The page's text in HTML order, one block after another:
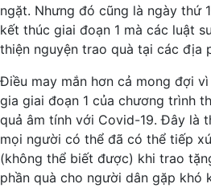
ngặt. Nhưng đó cũng là ngày thứ
kết thúc giai đoạn 1 mà các luật
thiện nguyện trao quà tại các địa
Điều may mắn hơn cả mong đợi
gia giai đoạn 1 của chương trình
quả âm tính với Covid-19. Đây là
mọi người có thể đã có thể tiếp
(không thể biết được) khi trao
phần quà cho người dân gặp khó